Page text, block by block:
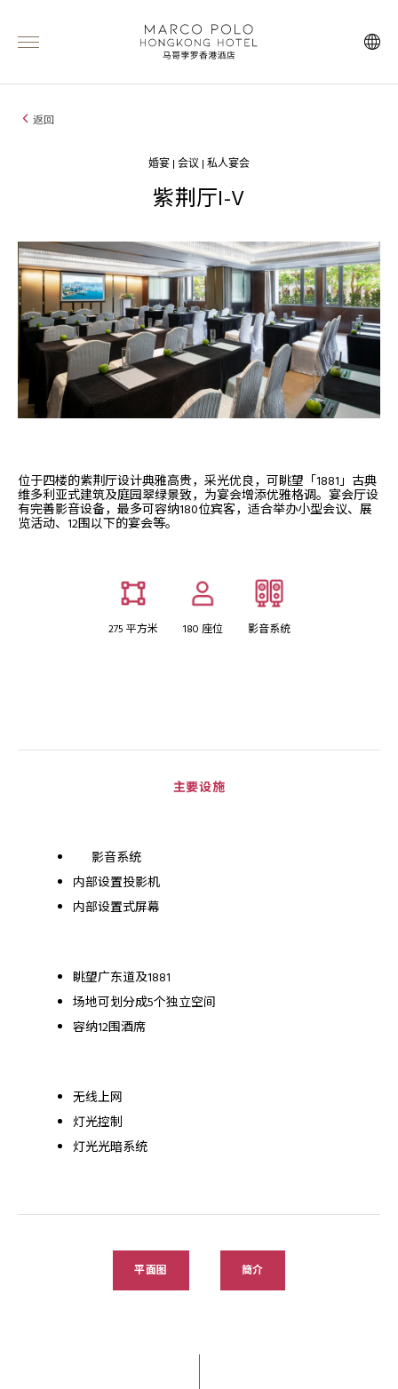
返回
婚宴 | 会议 | 私人宴会
紫荆厅I-V
位于四楼的紫荆厅设计典雅高贵，采光优良，可眺望「1881」古典
维多利亚式建筑及庭园翠绿景致，为宴会增添优雅格调。宴会厅设
有完善影音设备，最多可容纳180位宾客，适合举办小型会议、展
览活动、12围以下的宴会等。
275 平方米 180 座位 影音系统
主要设施
影音系统
内部设置投影机
内部设置式屏幕
眺望广东道及1881
场地可划分成5个独立空间
容纳12围酒席
无线上网
灯光控制
灯光光暗系统
平面图 簡介